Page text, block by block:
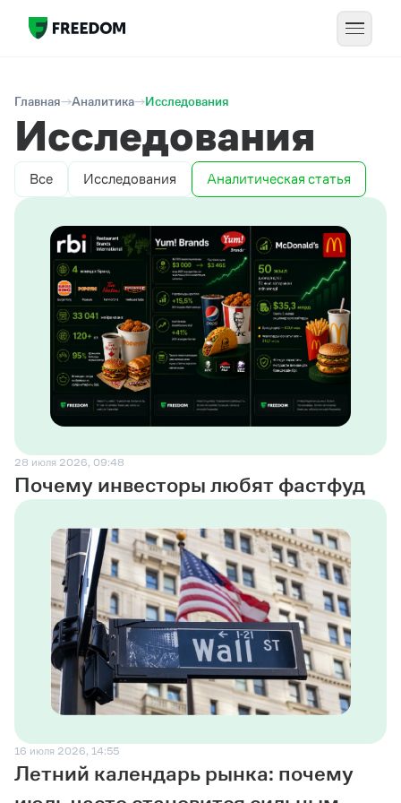
Главная Аналитика Исследования
Исследования
Все Исследования Аналитическая статья
28 июля 2026, 09:48
Почему инвесторы любят фастфуд
16 июля 2026, 14:55
Летний календарь рынка: почему